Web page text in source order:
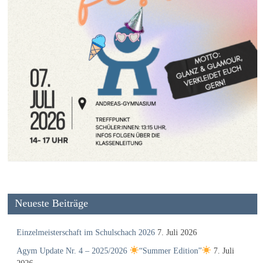
Neueste Beiträge
Einzelmeisterschaft im Schulschach 2026 7. Juli 2026
Agym Update Nr. 4 – 2025/2026 “Summer Edition”
7. Juli